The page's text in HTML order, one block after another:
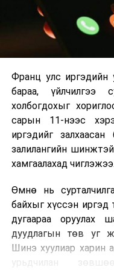
2026 оны 9
үргэлжилнэ.
2026 оны 9
дотуур
Сургууль,
зохицуулалт
2026 оны 8
байранд
арга хэмжээ
Франц улс иргэдийн
бараа, үйлчилгээ
холбогдохыг
сарын 11-нээс
иргэдийг
залилангийн
хамгаалахад чиглэжээ.
Өмнө нь
байхыг хүссэн иргэд
дугаараа оруулах
дуудлагын төв уг
Шинэ хуулиар харин
урьдчилан